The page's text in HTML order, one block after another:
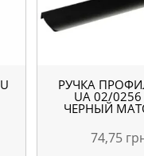
РУЧКА
UA 02/0256
ЧЕРНЫЙ
74,75